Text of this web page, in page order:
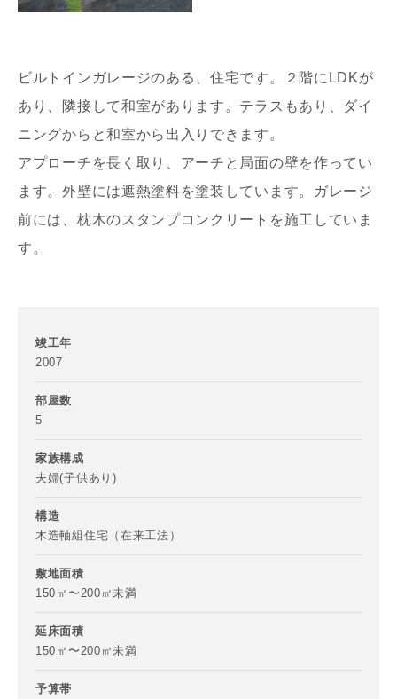
ビルトインガレージのある、住宅です。２階にLDKが
あり、隣接して和室があります。テラスもあり、ダイ
ニングからと和室から出入りできます。
アプローチを長く取り、アーチと局面の壁を作ってい
ます。外壁には遮熱塗料を塗装しています。ガレージ
前には、枕木のスタンプコンクリートを施工していま
す。
竣工年
2007
部屋数
5
家族構成
夫婦(子供あり)
構造
木造軸組住宅（在来工法）
敷地面積
150㎡〜200㎡未満
延床面積
150㎡〜200㎡未満
予算帯